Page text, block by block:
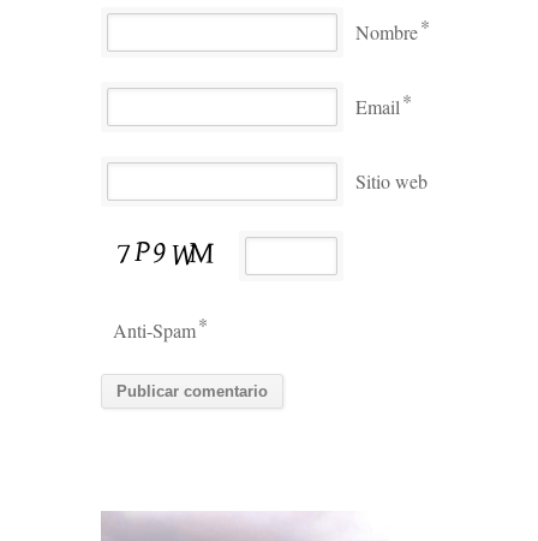
Nombre*
Email*
Sitio web
Anti-Spam*